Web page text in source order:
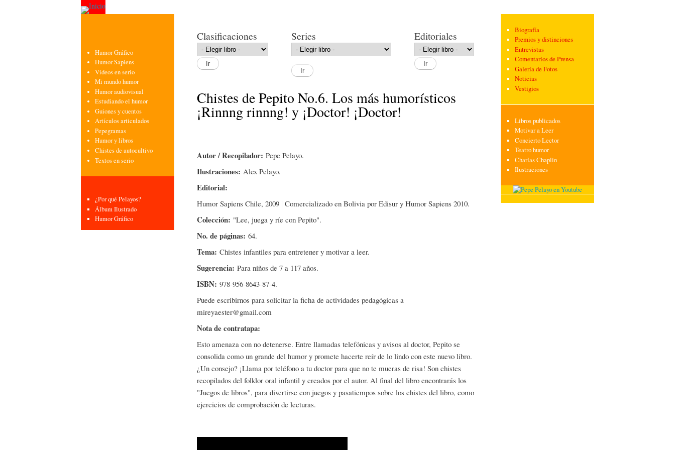
Humor Gráfico
Humor Sapiens
Videos en serio
Mi mundo humor
Humor audiovisual
Estudiando el humor
Guiones y cuentos
Artículos articulados
Pepegramas
Humor y libros
Chistes de autocultivo
Textos en serio
¿Por qué Pelayos?
Álbum Ilustrado
Humor Gráfico
Clasificaciones Series Editoriales
Chistes de Pepito No.6. Los más humorísticos
¡Rinnng rinnng! y ¡Doctor! ¡Doctor!
Autor / Recopilador: Pepe Pelayo.
Ilustraciones: Alex Pelayo.
Editorial:
Humor Sapiens Chile, 2009 | Comercializado en Bolivia por Edisur y Humor Sapiens 2010.
Colección: "Lee, juega y ríe con Pepito".
No. de páginas: 64.
Tema: Chistes infantiles para entretener y motivar a leer.
Sugerencia: Para niños de 7 a 117 años.
ISBN: 978-956-8643-87-4.
Puede escribirnos para solicitar la ficha de actividades pedagógicas a
mireyaester@gmail.com
Nota de contratapa:
Esto amenaza con no detenerse. Entre llamadas telefónicas y avisos al doctor, Pepito se
consolida como un grande del humor y promete hacerte reír de lo lindo con este nuevo libro.
¿Un consejo? ¡Llama por teléfono a tu doctor para que no te mueras de risa! Son chistes
recopilados del folklor oral infantil y creados por el autor. Al final del libro encontrarás los
"Juegos de libros", para divertirse con juegos y pasatiempos sobre los chistes del libro, como
ejercicios de comprobación de lecturas.
Biografía
Premios y distinciones
Entrevistas
Comentarios de Prensa
Galería de Fotos
Noticias
Vestigios
Libros publicados
Motivar a Leer
Concierto Lector
Teatro humor
Charlas Chaplin
Ilustraciones